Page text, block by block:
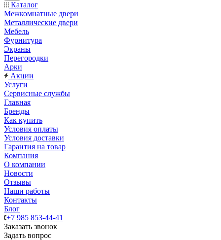
Каталог
Межкомнатные двери
Металлические двери
Мебель
Фурнитура
Экраны
Перегородки
Арки
Акции
Услуги
Сервисные службы
Главная
Бренды
Как купить
Условия оплаты
Условия доставки
Гарантия на товар
Компания
О компании
Новости
Отзывы
Наши работы
Контакты
Блог
+7 985 853-44-41
Заказать звонок
Задать вопрос